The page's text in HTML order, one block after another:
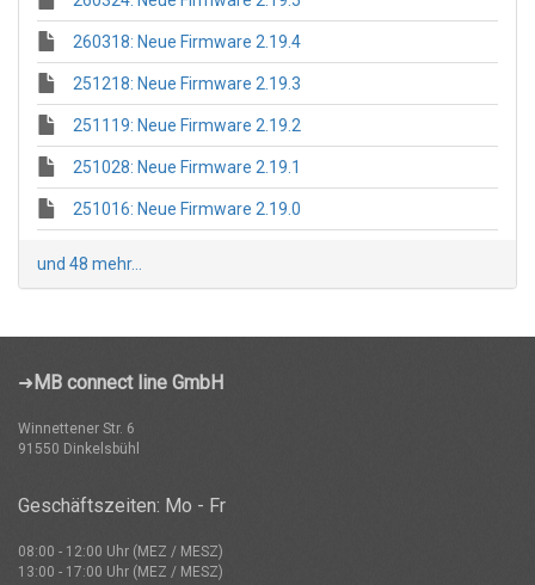
260318: Neue Firmware 2.19.4
251218: Neue Firmware 2.19.3
251119: Neue Firmware 2.19.2
251028: Neue Firmware 2.19.1
251016: Neue Firmware 2.19.0
und 48 mehr...
➜ MB connect line GmbH
Winnettener Str. 6
91550 Dinkelsbühl
Geschäftszeiten: Mo - Fr
08:00 - 12:00 Uhr (MEZ / MESZ)
13:00 - 17:00 Uhr (MEZ / MESZ)